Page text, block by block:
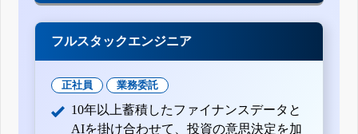
フルスタックエンジニア
正社員 業務委託
10年以上蓄積したファイナンスデータと
AIを掛け合わせて、投資の意思決定を加